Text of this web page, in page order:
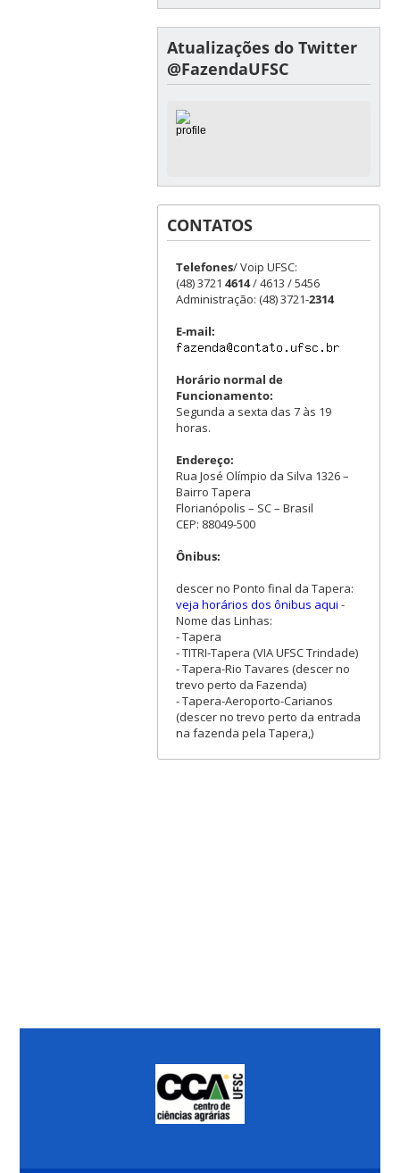
Atualizações do Twitter
@FazendaUFSC
CONTATOS
Telefones/ Voip UFSC:
(48) 3721 4614/ 4613 / 5456
Administração: (48) 3721-2314
E-mail:
Horário normal de
Funcionamento:
Segunda a sexta das 7 às 19
horas.
Endereço:
Rua José Olímpio da Silva 1326 –
Bairro Tapera
Florianópolis – SC – Brasil
CEP: 88049-500
Ônibus:
descer no Ponto final da Tapera:
veja horários dos ônibus aqui -
Nome das Linhas:
- Tapera
- TITRI-Tapera (VIA UFSC Trindade)
- Tapera-Rio Tavares (descer no
trevo perto da Fazenda)
- Tapera-Aeroporto-Carianos
(descer no trevo perto da entrada
na fazenda pela Tapera,)